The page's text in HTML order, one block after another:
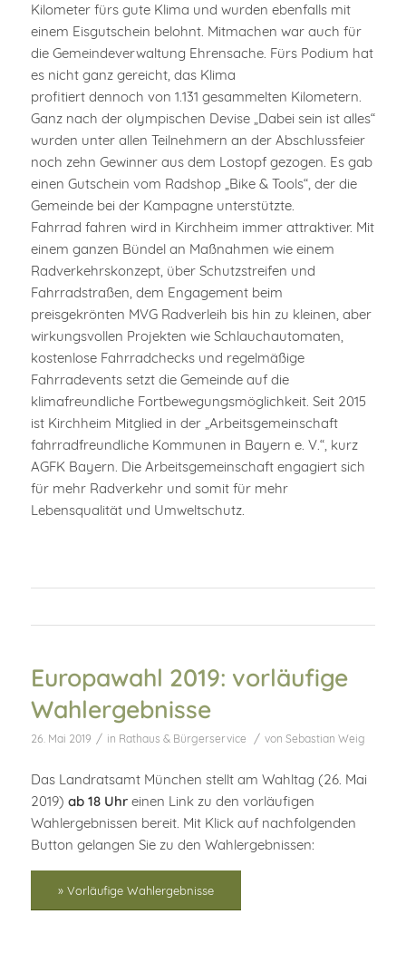
Kilometer fürs gute Klima und wurden ebenfalls mit
einem Eisgutschein belohnt. Mitmachen war auch für
die Gemeindeverwaltung Ehrensache. Fürs Podium hat
es nicht ganz gereicht, das Klima
profitiert dennoch von 1.131 gesammelten Kilometern.
Ganz nach der olympischen Devise „Dabei sein ist alles“
wurden unter allen Teilnehmern an der Abschlussfeier
noch zehn Gewinner aus dem Lostopf gezogen. Es gab
einen Gutschein vom Radshop „Bike & Tools“, der die
Gemeinde bei der Kampagne unterstützte.
Fahrrad fahren wird in Kirchheim immer attraktiver. Mit
einem ganzen Bündel an Maßnahmen wie einem
Radverkehrskonzept, über Schutzstreifen und
Fahrradstraßen, dem Engagement beim
preisgekrönten MVG Radverleih bis hin zu kleinen, aber
wirkungsvollen Projekten wie Schlauchautomaten,
kostenlose Fahrradchecks und regelmäßige
Fahrradevents setzt die Gemeinde auf die
klimafreundliche Fortbewegungsmöglichkeit. Seit 2015
ist Kirchheim Mitglied in der „Arbeitsgemeinschaft
fahrradfreundliche Kommunen in Bayern e. V.“, kurz
AGFK Bayern. Die Arbeitsgemeinschaft engagiert sich
für mehr Radverkehr und somit für mehr
Lebensqualität und Umweltschutz.
Europawahl 2019: vorläufige
Wahlergebnisse
26. Mai 2019 / in Rathaus & Bürgerservice / von Sebastian Weig
Das Landratsamt München stellt am Wahltag (26. Mai
2019) ab 18 Uhreinen Link zu den vorläufigen
Wahlergebnissen bereit. Mit Klick auf nachfolgenden
Button gelangen Sie zu den Wahlergebnissen:
» Vorläufige Wahlergebnisse